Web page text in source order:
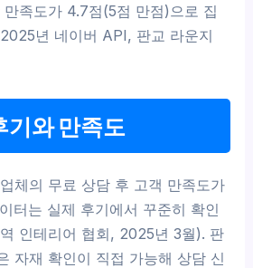
족도가 4.7점(5점 만점)으로 집
년 네이버 API, 판교 라운지
기와 만족도
체의 무료 상담 후 고객 만족도가
터는 실제 후기에서 꾸준히 확인
인테리어 협회, 2025년 3월). 판
자재 확인이 직접 가능해 상담 신